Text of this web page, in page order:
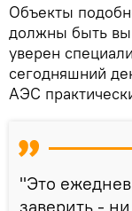
Объекты
должны быть
уверен
сегодняшний
АЭС
"Это
заверить -